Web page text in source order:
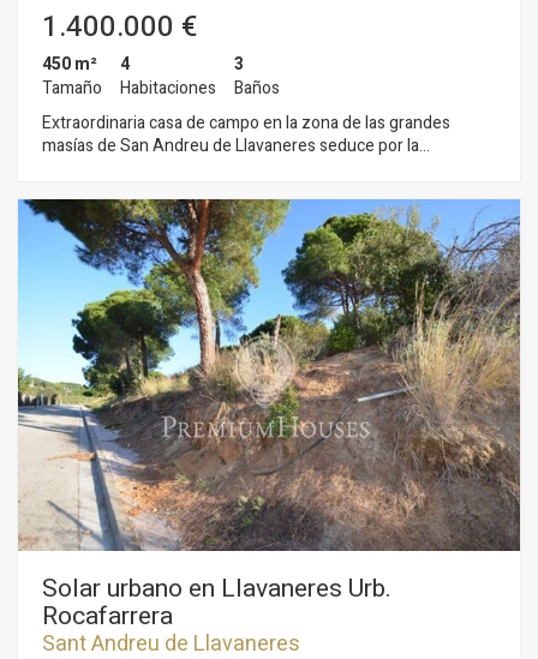
1.400.000 €
450 m²
Tamaño
4
Habitaciones
3
Baños
Extraordinaria casa de campo en la zona de las grandes
masías de San Andreu de Llavaneres seduce por la
absoluta privacidad y una espléndida parcela prácticamente
llana desde donde se disfruta de la costa del mediterráneo y
los frondosos bosques del área. Un remanso de paz y
sosiego.La vivienda se distribuye prácticamente en una sola
planta a excepción del dormitorio principal que se encuentra
en la planta superior. Toda la fachada está acristalada con
grandes ventanales que corresponden a un gran salón
comedor más un despacho. En la parte posterior de la
vivienda se encuentra la cocina con office independiente más
el resto de dormitorios.La suite principal goza de grandes
dimensiones y un atractivo baño con bañera de hidromasaje
desde el cual se disfruta también de unas atractivas vistas al
exterior. En esta misma planta también se ha dispuesto de un
agradable salón.La propiedad cuenta con piscina, pozo y
depósito de agua, calefacción radial.
Solar urbano en Llavaneres Urb.
Rocafarrera
Sant Andreu de Llavaneres